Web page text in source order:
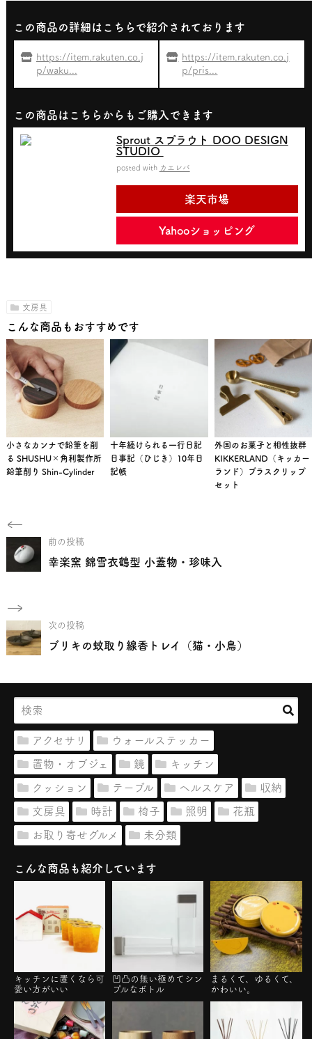
この商品の詳細はこちらで紹介されております
https://item.rakuten.co.j
p/waku...
https://item.rakuten.co.j
p/pris...
この商品はこちらからもご購入できます
Sprout スプラウト DOO DESIGN
STUDIO
posted with カエレバ
楽天市場
Yahooショッピング
文房具
こんな商品もおすすめです
小さなカンナで鉛筆を削
る SHUSHU×角利製作所
鉛筆削り Shin-Cylinder
十年続けられる一行日記
日事記（ひじき）10年日
記帳
外国のお菓子と相性抜群
KIKKERLAND（キッカー
ランド）ブラスクリップ
セット
前の投稿
幸楽窯 錦雪衣鶴型 小蓋物・珍味入
次の投稿
ブリキの蚊取り線香トレイ（猫・小鳥）
アクセサリ ウォールステッカー
置物・オブジェ 鏡 キッチン
クッション テーブル ヘルスケア 収納
文房具 時計 椅子 照明 花瓶
お取り寄せグルメ 未分類
こんな商品も紹介しています
キッチンに置くなら可
愛い方がいい
凹凸の無い極めてシン
プルなボトル
まるくて、ゆるくて、
かわいい。